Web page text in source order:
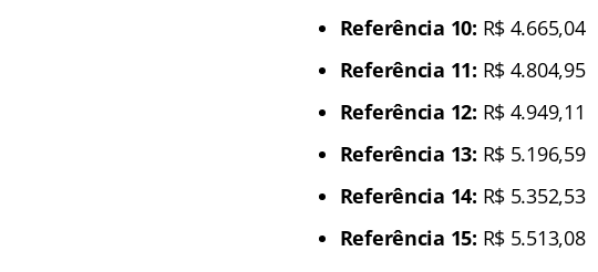
Referência 10: R$ 4.665,04
Referência 11: R$ 4.804,95
Referência 12: R$ 4.949,11
Referência 13: R$ 5.196,59
Referência 14: R$ 5.352,53
Referência 15: R$ 5.513,08